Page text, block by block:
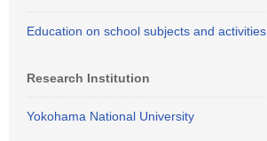
Education on school subjects and activities
Research Institution
Yokohama National University